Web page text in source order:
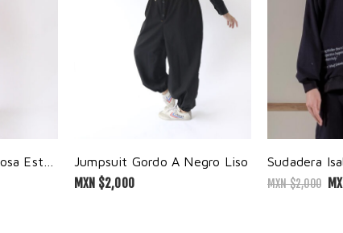
Jumpsuit Gordo A Negro Liso
MXN $2,000
Sudadera
MXN $2,000